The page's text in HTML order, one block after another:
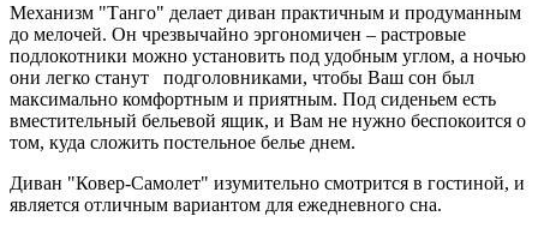
Механизм "Танго" делает диван практичным и продуманным
до мелочей. Он чрезвычайно эргономичен – растровые
подлокотники можно установить под удобным углом, а ночью
они легко станут подголовниками, чтобы Ваш сон был
максимально комфортным и приятным. Под сиденьем есть
вместительный бельевой ящик, и Вам не нужно беспокоится о
том, куда сложить постельное белье днем.
Диван "Ковер-Самолет" изумительно смотрится в гостиной, и
является отличным вариантом для ежедневного сна.